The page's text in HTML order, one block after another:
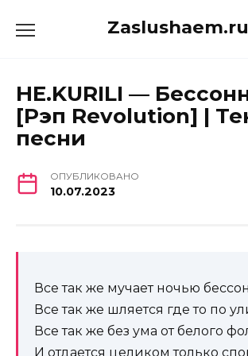
Zaslushaem.ru
НЕ.KURILI —
[Рэп Revolution] |
песни
ОПУБЛИКОВАНО
10.07.2023
Все так же мучает ночью
Все так же шляется где то по
Все так же без ума от белого
И отдается целиком только